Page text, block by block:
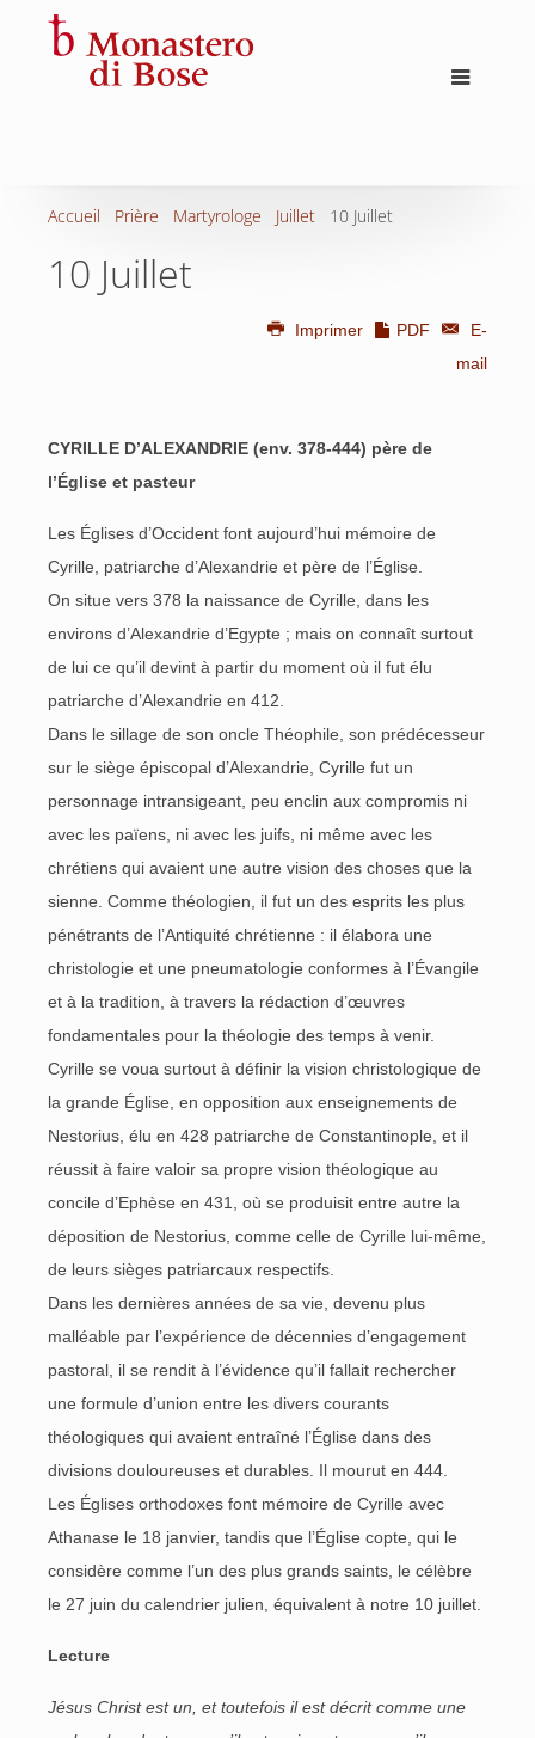
Accueil Prière Martyrologe Juillet 10 Juillet
10 Juillet
Imprimer PDF
E-
mail
CYRILLE D’ALEXANDRIE (env. 378-444) père de
l’Église et pasteur
Les Églises d’Occident font aujourd’hui mémoire de
Cyrille, patriarche d’Alexandrie et père de l’Église.
On situe vers 378 la naissance de Cyrille, dans les
environs d’Alexandrie d’Egypte ; mais on connaît surtout
de lui ce qu’il devint à partir du moment où il fut élu
patriarche d’Alexandrie en 412.
Dans le sillage de son oncle Théophile, son prédécesseur
sur le siège épiscopal d’Alexandrie, Cyrille fut un
personnage intransigeant, peu enclin aux compromis ni
avec les païens, ni avec les juifs, ni même avec les
chrétiens qui avaient une autre vision des choses que la
sienne. Comme théologien, il fut un des esprits les plus
pénétrants de l’Antiquité chrétienne : il élabora une
christologie et une pneumatologie conformes à l’Évangile
et à la tradition, à travers la rédaction d’œuvres
fondamentales pour la théologie des temps à venir.
Cyrille se voua surtout à définir la vision christologique de
la grande Église, en opposition aux enseignements de
Nestorius, élu en 428 patriarche de Constantinople, et il
réussit à faire valoir sa propre vision théologique au
concile d’Ephèse en 431, où se produisit entre autre la
déposition de Nestorius, comme celle de Cyrille lui-même,
de leurs sièges patriarcaux respectifs.
Dans les dernières années de sa vie, devenu plus
malléable par l’expérience de décennies d’engagement
pastoral, il se rendit à l’évidence qu’il fallait rechercher
une formule d’union entre les divers courants
théologiques qui avaient entraîné l’Église dans des
divisions douloureuses et durables. Il mourut en 444.
Les Églises orthodoxes font mémoire de Cyrille avec
Athanase le 18 janvier, tandis que l’Église copte, qui le
considère comme l’un des plus grands saints, le célèbre
le 27 juin du calendrier julien, équivalent à notre 10 juillet.
Lecture
Jésus Christ est un, et toutefois il est décrit comme une